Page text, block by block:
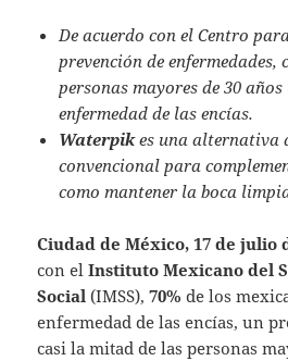
De acuerdo con el Centro
prevención de
personas mayores de 30
enfermedad de las encías.
Waterpikes una alternativa
convencional para
como mantener la boca
Ciudad de México, 17 de julio
con elInstituto Mexicano del
Social (IMSS),70% de los
enfermedad de las encías, un
casi la mitad de las personas